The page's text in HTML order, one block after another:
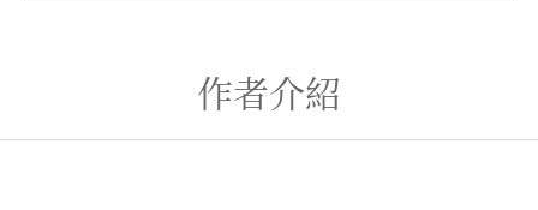
作者介紹